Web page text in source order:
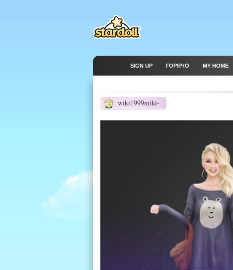
SIGN UP ГОРЯЧО MY HOME
wiki1999miki-
3